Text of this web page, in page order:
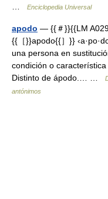
…
Enciclopedia Universal
apodo — {{＃}}{{LM
{{［}}apodo{{］}}
una persona en
condición o
Distinto de ápodo.… …
antónimos